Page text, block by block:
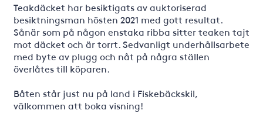
Teakdäcket har besiktigats av auktoriserad
besiktningsman hösten 2021 med gott resultat.
Sånär som på någon enstaka ribba sitter teaken tajt
mot däcket och är torrt. Sedvanligt underhållsarbete
med byte av plugg och nåt på några ställen
överlåtes till köparen.
Båten står just nu på land i Fiskebäckskil,
välkommen att boka visning!